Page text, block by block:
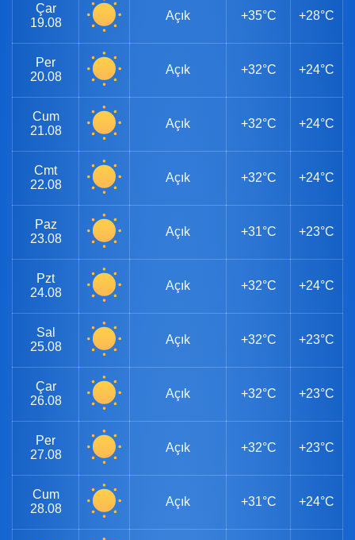
Çar
19.08
Açık +35°C +28°C
Per
20.08
Açık +32°C +24°C
Cum
21.08
Açık +32°C +24°C
Cmt
22.08
Açık +32°C +24°C
Paz
23.08
Açık +31°C +23°C
Pzt
24.08
Açık +32°C +24°C
Sal
25.08
Açık +32°C +23°C
Çar
26.08
Açık +32°C +23°C
Per
27.08
Açık +32°C +23°C
Cum
28.08
Açık +31°C +24°C